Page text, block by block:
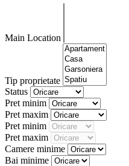
Main Location
Tip proprietate
Status
Pret minim
Pret maxim
Pret minim
Pret maxim
Camere minime
Bai minime